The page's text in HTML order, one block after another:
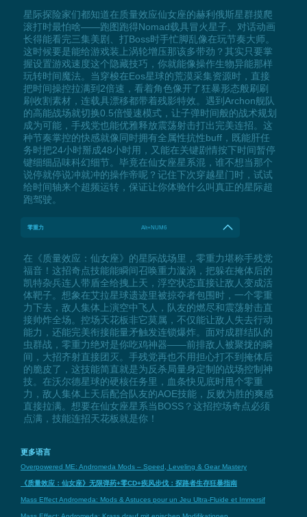
星际探险家们都知道在质量效应仙女座的赫利俄斯星群摸爬
滚打时最怕啥——跑图跑得Nomad载具冒火星子、对话动画
长得能看完三集美剧、打Boss时手忙脚乱像在玩节奏大师。
这时候要是能给游戏装上涡轮增压那该多带劲？其实只要掌
握设置游戏速度这个隐藏技巧，你就能像操作生物异能那样
玩转时间魔法。当穿梭在Eos星球的荒漠采集资源时，直接
把时间操控拉满到2倍速，看着角色像开了狂暴形态般刷刷
刷收割素材，连载具漂移都带着残影特效。遇到Archon舰队
的高能战场就切换0.5倍慢速模式，让子弹时间般的战术规划
成为可能，手残党也能优雅释放震荡射击打出完美连招。这
种节奏掌控的快感就像同时拥有全属性抗性buff，既能肝任
务时把24小时掰成48小时用，又能在关键剧情按下时间暂停
键细细品味科幻细节。毕竟在仙女座星系混，谁不想当那个
说停就停说冲就冲的操作帝呢？记住下次穿越星门时，试试
给时间轴来个超频运转，保证让你体验什么叫真正的星际超
跑驾驶。
零重力 Alt+NUM6
在《质量效应：仙女座》的星际战场里，零重力堪称手残党
福音！这招奇点技能能瞬间召唤重力漩涡，把躲在掩体后的
凯特杂兵连人带盾全给拽上天，浮空状态直接让敌人变成活
体靶子。想象在艾拉星球遗迹里被掠夺者包围时，一个零重
力下去，敌人集体上演空中飞人，队友的燃尽和震荡射击直
接帅炸全场。控场天花板非它莫属，不仅能让敌人失去行动
能力，还能完美衔接能量矛触发连锁爆炸。面对成群结队的
虫群战，零重力绝对是你吃鸡神器——前排敌人被聚拢的瞬
间，大招齐射直接团灭。手残党再也不用担心打不到掩体后
的脆皮了，这技能简直就是为反杀局量身定制的战场控制神
技。在沃尔德星球的硬核任务里，血条快见底时甩个零重
力，敌人集体上天后配合队友的AOE技能，反败为胜的爽感
直接拉满。想要在仙女座星系当BOSS？这招控场奇点必须
点满，技能连招天花板就是你！
更多语言
Overpowered ME: Andromeda Mods – Speed, Leveling & Gear Mastery
《质量效应：仙女座》无限弹药+零CD+疾风步伐：探路者生存狂暴指南
Mass Effect Andromeda: Mods & Astuces pour un Jeu Ultra-Fluide et Immersif